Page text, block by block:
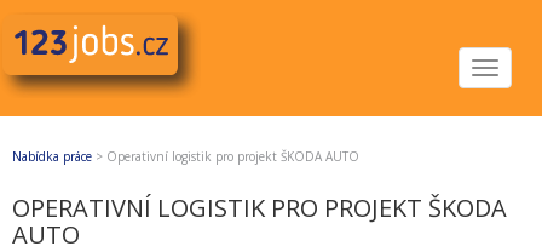
Toggle
Nabídka práce > Operativní logistik pro projekt ŠKODA AUTO
OPERATIVNÍ LOGISTIK PRO PROJEKT ŠKODA
AUTO